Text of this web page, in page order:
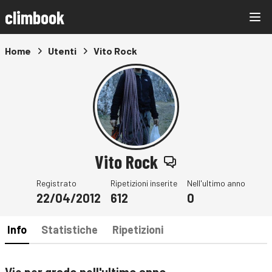
climbook
Home Utenti Vito Rock
Vito Rock
Registrato
22/04/2012
Ripetizioni inserite
612
Nell'ultimo anno
0
Info Statistiche Ripetizioni